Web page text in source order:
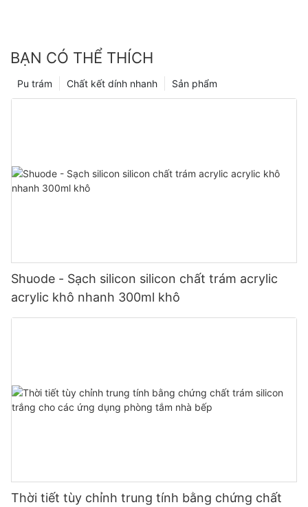
BẠN CÓ THỂ THÍCH
Sản phẩm
Chất kết dính nhanh
Pu trám
Shuode - Sạch silicon silicon chất trám acrylic
acrylic khô nhanh 300ml khô
Thời tiết tùy chỉnh trung tính bằng chứng chất